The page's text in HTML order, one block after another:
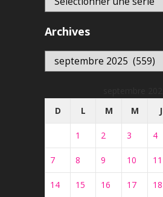
Archives
Archives
D
L M M J
1 2 3 4
7 8 9 10 11
14 15 16 17 18